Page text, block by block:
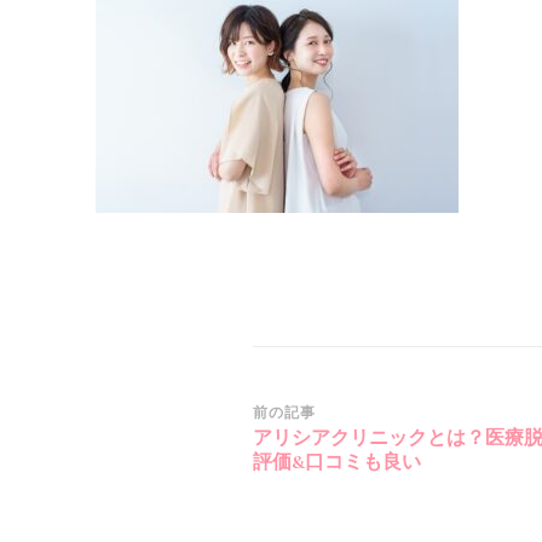
投
稿
前の記事
アリシアクリニックとは？医療
評価&口コミも良い